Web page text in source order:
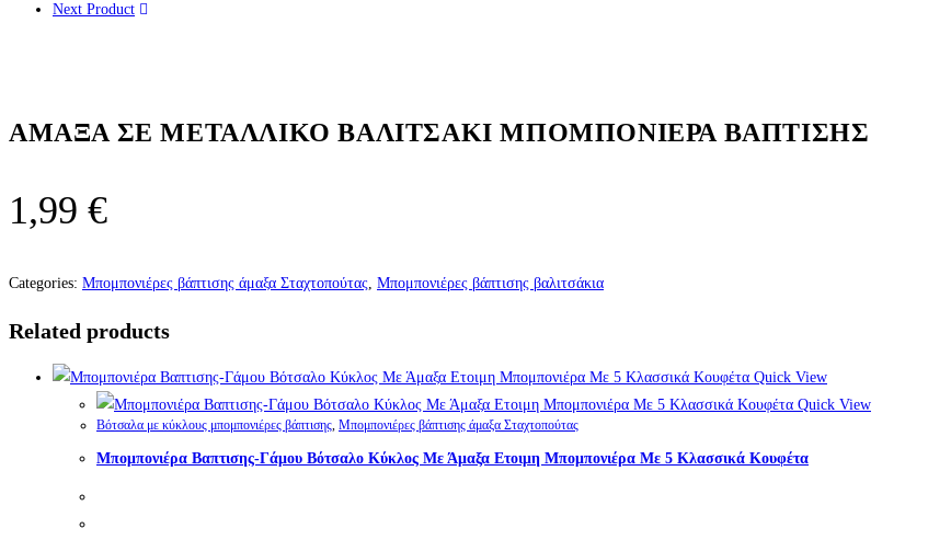
Next Product
ΑΜΑΞΑ ΣΕ ΜΕΤΑΛΛΙΚΟ ΒΑΛΙΤΣΑΚΙ ΜΠΟΜΠΟΝΙΕΡΑ ΒΑΠΤΙΣΗΣ
1,99 €
Categories: Μπομπονιέρες βάπτισης άμαξα Σταχτοπούτας, Μπομπονιέρες βάπτισης βαλιτσάκια
Related products
Quick View
Quick View
Βότσαλα με κύκλους μπομπονιέρες βάπτισης, Μπομπονιέρες βάπτισης άμαξα Σταχτοπούτας
Μπομπονιέρα Βαπτισης-Γάμου Βότσαλο Κύκλος Με Άμαξα Ετοιμη Μπομπονιέρα Με 5 Κλασσικά Κουφέτα